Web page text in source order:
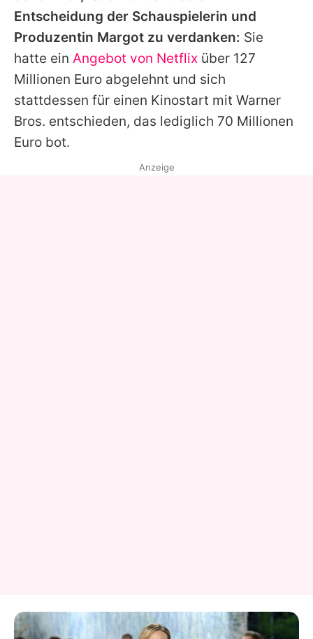
Entscheidung der Schauspielerin und
Produzentin Margot zu verdanken: Sie
hatte ein Angebot von Netflix über 127
Millionen Euro abgelehnt und sich
stattdessen für einen Kinostart mit Warner
Bros. entschieden, das lediglich 70 Millionen
Euro bot.
Anzeige